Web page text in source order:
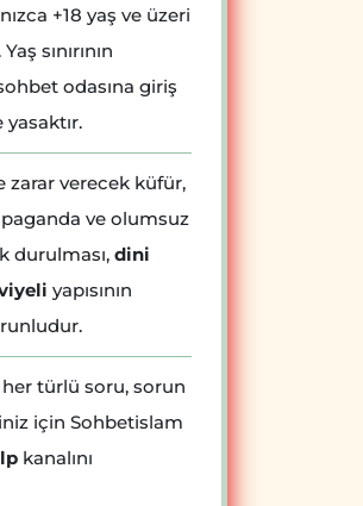
+18 yaş ve üzeri
sınırının
odasına giriş
zarar verecek küfür,
ve olumsuz
durulması, dini
yapısının
türlü soru, sorun
için Sohbetislam
kanalını